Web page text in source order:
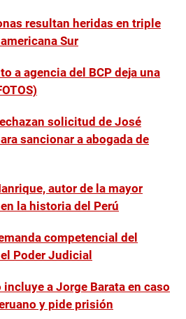
resultan heridas en triple
Sur
a agencia del BCP deja una
solicitud de José
sancionar a abogada de
autor de la mayor
la historia del Perú
competencial del
Poder Judicial
a Jorge Barata en caso
y pide prisión